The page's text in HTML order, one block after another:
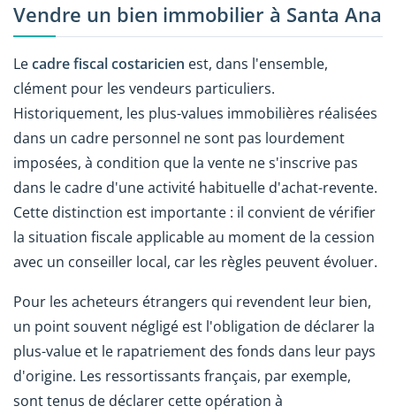
Vendre un bien immobilier à Santa Ana
Lecadre fiscal costaricien est, dans l'ensemble,
clément pour les vendeurs particuliers.
Historiquement, les plus-values immobilières réalisées
dans un cadre personnel ne sont pas lourdement
imposées, à condition que la vente ne s'inscrive pas
dans le cadre d'une activité habituelle d'achat-revente.
Cette distinction est importante : il convient de vérifier
la situation fiscale applicable au moment de la cession
avec un conseiller local, car les règles peuvent évoluer.
Pour les acheteurs étrangers qui revendent leur bien,
un point souvent négligé est l'obligation de déclarer la
plus-value et le rapatriement des fonds dans leur pays
d'origine. Les ressortissants français, par exemple,
sont tenus de déclarer cette opération à